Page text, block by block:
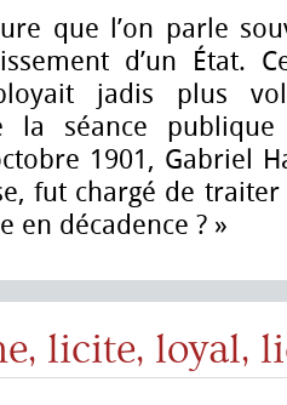
que l’on parle
d’un État.
jadis plus
la séance
1901, Gabriel
fut chargé de
en décadence ? »
licite, loyal,